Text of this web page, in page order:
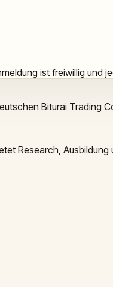
ist freiwillig und
Biturai Trading
Research,